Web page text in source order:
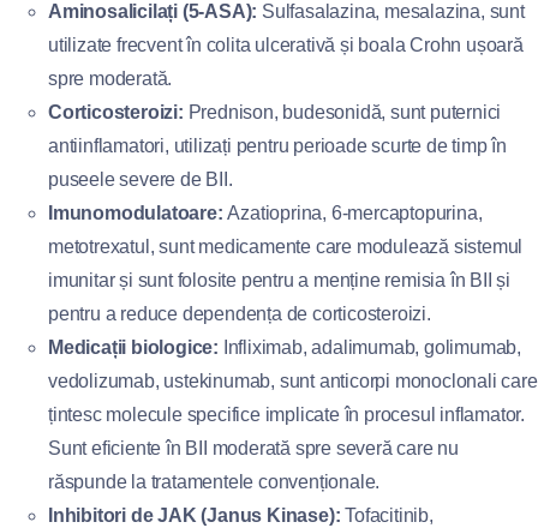
Aminosalicilați (5-ASA): Sulfasalazina, mesalazina, sunt
utilizate frecvent în colita ulcerativă și boala Crohn ușoară
spre moderată.
Corticosteroizi: Prednison, budesonidă, sunt puternici
antiinflamatori, utilizați pentru perioade scurte de timp în
puseele severe de BII.
Imunomodulatoare: Azatioprina, 6-mercaptopurina,
metotrexatul, sunt medicamente care modulează sistemul
imunitar și sunt folosite pentru a menține remisia în BII și
pentru a reduce dependența de corticosteroizi.
Medicații biologice: Infliximab, adalimumab, golimumab,
vedolizumab, ustekinumab, sunt anticorpi monoclonali care
țintesc molecule specifice implicate în procesul inflamator.
Sunt eficiente în BII moderată spre severă care nu
răspunde la tratamentele convenționale.
Inhibitori de JAK (Janus Kinase): Tofacitinib,